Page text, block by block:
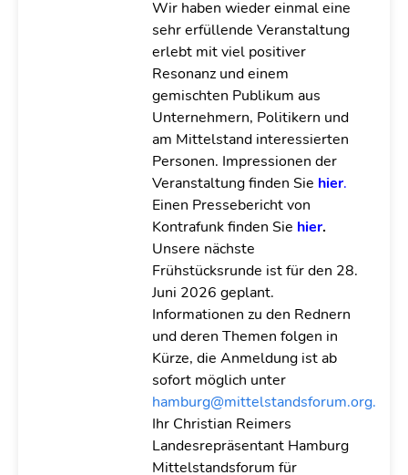
Wir haben wieder einmal eine
sehr erfüllende Veranstaltung
erlebt mit viel positiver
Resonanz und einem
gemischten Publikum aus
Unternehmern, Politikern und
am Mittelstand interessierten
Personen. Impressionen der
Veranstaltung finden Sie hier.
Einen Pressebericht von
Kontrafunk finden Sie hier.
Unsere nächste
Frühstücksrunde ist für den 28.
Juni 2026 geplant.
Informationen zu den Rednern
und deren Themen folgen in
Kürze, die Anmeldung ist ab
sofort möglich unter
hamburg@mittelstandsforum.org.
Ihr Christian Reimers
Landesrepräsentant Hamburg
Mittelstandsforum für